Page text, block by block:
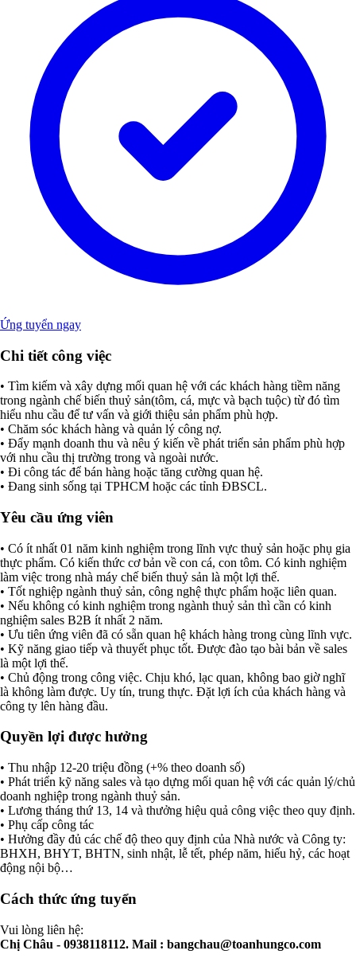
Ứng tuyển ngay
Chi tiết công việc
• Tìm kiếm và xây dựng mối quan hệ với các khách hàng tiềm năng
trong ngành chế biến thuỷ sản(tôm, cá, mực và bạch tuộc) từ đó tìm
hiểu nhu cầu để tư vấn và giới thiệu sản phẩm phù hợp.
• Chăm sóc khách hàng và quản lý công nợ.
• Đẩy mạnh doanh thu và nêu ý kiến về phát triển sản phẩm phù hợp
với nhu cầu thị trường trong và ngoài nước.
• Đi công tác để bán hàng hoặc tăng cường quan hệ.
• Đang sinh sống tại TPHCM hoặc các tỉnh ĐBSCL.
Yêu cầu ứng viên
• Có ít nhất 01 năm kinh nghiệm trong lĩnh vực thuỷ sản hoặc phụ gia
thực phẩm. Có kiến thức cơ bản về con cá, con tôm. Có kinh nghiệm
làm việc trong nhà máy chế biến thuỷ sản là một lợi thế.
• Tốt nghiệp ngành thuỷ sản, công nghệ thực phẩm hoặc liên quan.
• Nếu không có kinh nghiệm trong ngành thuỷ sản thì cần có kinh
nghiệm sales B2B ít nhất 2 năm.
• Ưu tiên ứng viên đã có sẵn quan hệ khách hàng trong cùng lĩnh vực.
• Kỹ năng giao tiếp và thuyết phục tốt. Được đào tạo bài bản về sales
là một lợi thế.
• Chủ động trong công việc. Chịu khó, lạc quan, không bao giờ nghĩ
là không làm được. Uy tín, trung thực. Đặt lợi ích của khách hàng và
công ty lên hàng đầu.
Quyền lợi được hưởng
• Thu nhập 12-20 triệu đồng (+% theo doanh số)
• Phát triển kỹ năng sales và tạo dựng mối quan hệ với các quản lý/chủ
doanh nghiệp trong ngành thuỷ sản.
• Lương tháng thứ 13, 14 và thưởng hiệu quả công việc theo quy định.
• Phụ cấp công tác
• Hưởng đầy đủ các chế độ theo quy định của Nhà nước và Công ty:
BHXH, BHYT, BHTN, sinh nhật, lễ tết, phép năm, hiếu hỷ, các hoạt
động nội bộ…
Cách thức ứng tuyển
Vui lòng liên hệ:
Chị Châu - 0938118112. Mail : bangchau@toanhungco.com